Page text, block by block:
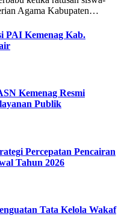
Agama Kabupaten…
PAI Kemenag Kab.
Kemenag Resmi
Publik
Percepatan Pencairan
Tahun 2026
Tata Kelola Wakaf